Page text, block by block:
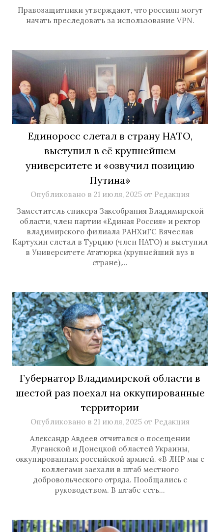
Правозащитники утверждают, что россиян могут
начать преследовать за использование VPN.
Единоросс слетал в страну НАТО,
выступил в её крупнейшем
университете и «озвучил позицию
Путина»
Опубликовано в 21 июля, 2025 от Редакция
Заместитель спикера Заксобрания Владимирской
области, член партии «Единая Россия» и ректор
владимирского филиала РАНХиГС Вячеслав
Картухин слетал в Турцию (член НАТО) и выступил
в Университете Ататюрка (крупнейший вуз в
стране),…
Губернатор Владимирской области в
шестой раз поехал на оккупированные
территории
Опубликовано в 21 июля, 2025 от Редакция
Александр Авдеев отчитался о посещении
Луганской и Донецкой областей Украины,
оккупированных российской армией. «В ЛНР мы с
коллегами заехали в штаб местного
добровольческого отряда. Пообщались с
руководством. В штабе есть…